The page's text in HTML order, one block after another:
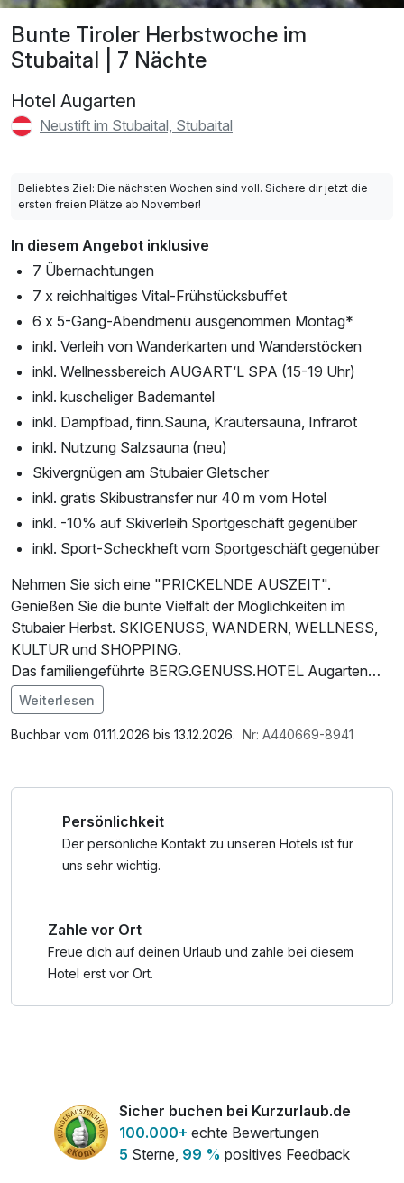
Bunte Tiroler Herbstwoche im
Stubaital | 7 Nächte
Hotel Augarten
Neustift im Stubaital, Stubaital
Beliebtes Ziel: Die nächsten Wochen sind voll. Sichere dir jetzt die
ersten freien Plätze ab November!
In diesem Angebot inklusive
7 Übernachtungen
7 x reichhaltiges Vital-Frühstücksbuffet
6 x 5-Gang-Abendmenü ausgenommen Montag*
inkl. Verleih von Wanderkarten und Wanderstöcken
inkl. Wellnessbereich AUGART‘L SPA (15-19 Uhr)
inkl. kuscheliger Bademantel
inkl. Dampfbad, finn.Sauna, Kräutersauna, Infrarot
inkl. Nutzung Salzsauna (neu)
Skivergnügen am Stubaier Gletscher
inkl. gratis Skibustransfer nur 40 m vom Hotel
inkl. -10% auf Skiverleih Sportgeschäft gegenüber
inkl. Sport-Scheckheft vom Sportgeschäft gegenüber
Nehmen Sie sich eine "PRICKELNDE AUSZEIT".
Genießen Sie die bunte Vielfalt der Möglichkeiten im
Stubaier Herbst. SKIGENUSS, WANDERN, WELLNESS,
KULTUR und SHOPPING.
Das familiengeführte BERG.GENUSS.HOTEL Augarten
3*superior bietet Ihnen ein Urlaubserlebnis der besonderen
Art!
An diesem Tag ziehen wir Ihnen für das Abendessen €
15,00 pro Erwachsenen bzw. den aliquoten Betrag für Ihre
Kinder vom Halbpensionspreis ab.
zu lassen. Gerne geben wir vom Augarten, dem Hotel
Neustift, Tipps und reservieren einen Tisch für Sie.
Im Angebot enthalten
Saunabenutzung, Saunatuch, Parkplatz, Nutzung des
Weiterlesen
Buchbar vom 01.11.2026 bis 13.12.2026. Nr: A440669-8941
Persönlichkeit
Der persönliche Kontakt zu unseren Hotels ist für
uns sehr wichtig.
Zahle vor Ort
Freue dich auf deinen Urlaub und zahle bei diesem
Hotel erst vor Ort.
Sicher buchen bei Kurzurlaub.de
100.000+ echte Bewertungen
5 Sterne, 99 % positives Feedback